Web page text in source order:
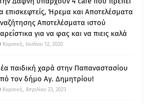
επισκεφτείς, Ήρεμα και Αποτελέσματα
Αποτελέσματα ιστού
για να φας και να πιεις καλά
Κυριακή, Ιουλίου 12, 2020
παιδική χαρά στην Παπαναστασίου
τον δήμο Αγ. Δημητρίου!
Κυριακή, Απριλίου 23, 2023